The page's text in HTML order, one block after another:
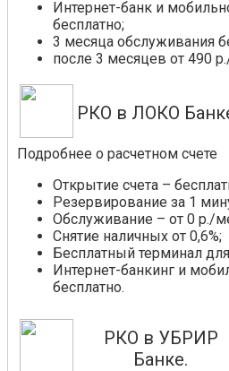
Интернет-банк и
бесплатно;
3 месяца обслуживания
после 3 месяцев от 490
РКО в ЛОКО
Подробнее о расчетном счете
Открытие счета –
Резервирование за 1
Обслуживание – от 0 р./
Снятие наличных от 0,6%;
Бесплатный терминал
Интернет-банкинг и
бесплатно.
РКО в УБРИР
Банке.